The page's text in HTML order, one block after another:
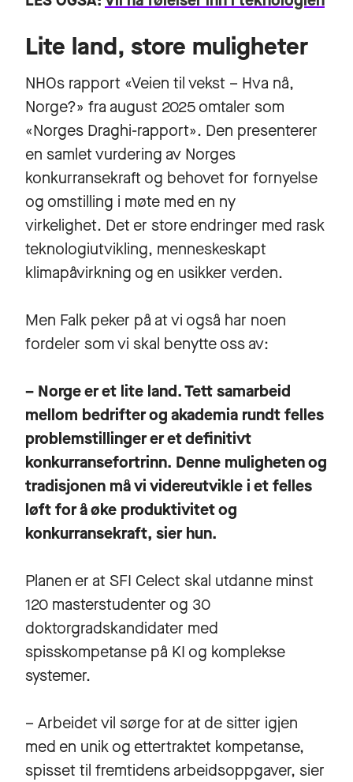
Lite land, store muligheter
NHOs rapport «Veien til vekst – Hva nå,
Norge?» fra august 2025 omtaler som
«Norges Draghi-rapport». Den presenterer
en samlet vurdering av Norges
konkurransekraft og behovet for fornyelse
og omstilling i møte med en ny
virkelighet. Det er store endringer med rask
teknologiutvikling, menneskeskapt
klimapåvirkning og en usikker verden.
Men Falk peker på at vi også har noen
fordeler som vi skal benytte oss av:
– Norge er et lite land. Tett samarbeid
mellom bedrifter og akademia rundt felles
problemstillinger er et definitivt
konkurransefortrinn. Denne muligheten og
tradisjonen må vi videreutvikle i et felles
løft for å øke produktivitet og
konkurransekraft, sier hun.
Planen er at SFI Celect skal utdanne minst
120 masterstudenter og 30
doktorgradskandidater med
spisskompetanse på KI og komplekse
systemer.
– Arbeidet vil sørge for at de sitter igjen
med en unik og ettertraktet kompetanse,
spisset til fremtidens arbeidsoppgaver, sier